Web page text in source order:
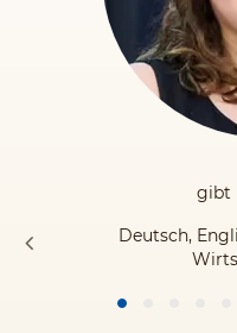
gibt
Deutsch,